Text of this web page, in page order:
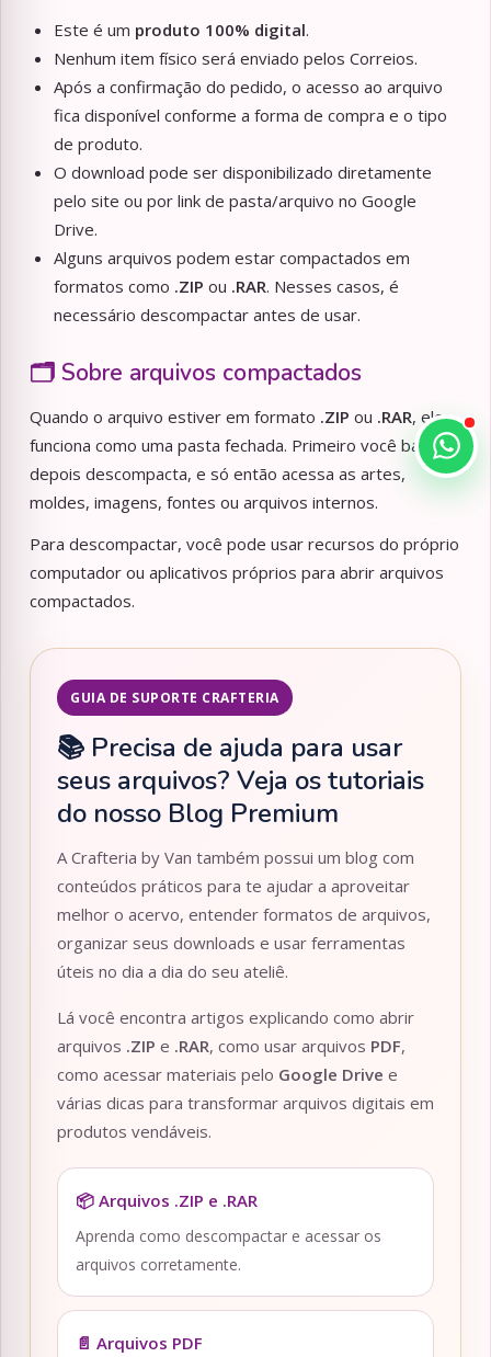
Este é um produto 100% digital.
Nenhum item físico será enviado pelos Correios.
Após a confirmação do pedido, o acesso ao arquivo
fica disponível conforme a forma de compra e o tipo
de produto.
O download pode ser disponibilizado diretamente
pelo site ou por link de pasta/arquivo no Google
Drive.
Alguns arquivos podem estar compactados em
formatos como .ZIP ou .RAR. Nesses casos, é
necessário descompactar antes de usar.
🗂️ Sobre arquivos compactados
Quando o arquivo estiver em formato .ZIP ou .RAR, ele
funciona como uma pasta fechada. Primeiro você baixa,
depois descompacta, e só então acessa as artes,
moldes, imagens, fontes ou arquivos internos.
Para descompactar, você pode usar recursos do próprio
computador ou aplicativos próprios para abrir arquivos
compactados.
GUIA DE SUPORTE CRAFTERIA
📚 Precisa de ajuda para usar
seus arquivos? Veja os tutoriais
do nosso Blog Premium
A Crafteria by Van também possui um blog com
conteúdos práticos para te ajudar a aproveitar
melhor o acervo, entender formatos de arquivos,
organizar seus downloads e usar ferramentas
úteis no dia a dia do seu ateliê.
Lá você encontra artigos explicando como abrir
arquivos .ZIP e .RAR, como usar arquivos PDF,
como acessar materiais pelo Google Drive e
várias dicas para transformar arquivos digitais em
produtos vendáveis.
📦 Arquivos .ZIP e .RAR
Aprenda como descompactar e acessar os
arquivos corretamente.
📄 Arquivos PDF